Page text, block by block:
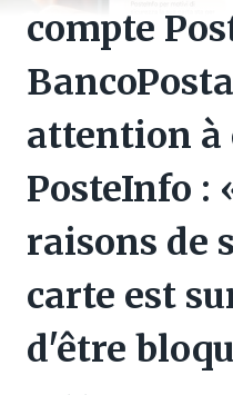
compte
attention à
PosteInfo :
raisons de
carte est
d'être